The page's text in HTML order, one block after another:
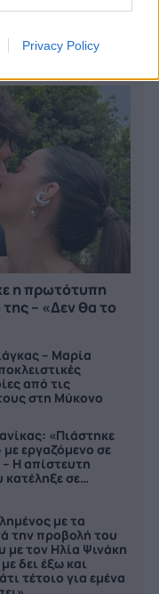
Privacy Policy
η πρωτότυπη
της – «Δεν θα το
– Μαρία
από τις
στη Μύκονο
«Πιάστηκε
με εργαζόμενο σε
Η απίστευτη
σε…
με τα
την προβολή του
με τον Ηλία Ψινάκη
δει έξω και
τέτοιο για εμένα